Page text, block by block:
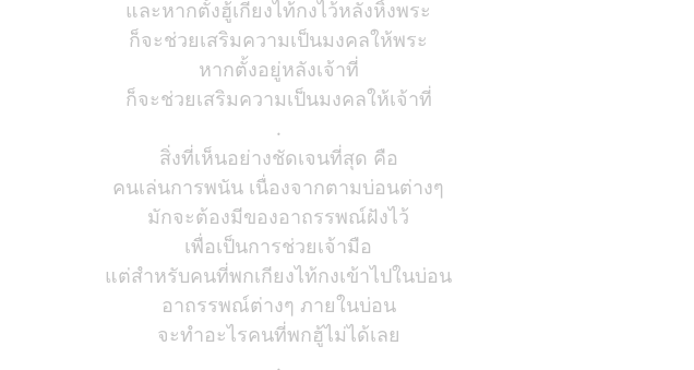
และหากตั้งฮู้เกียงไท้กงไว้หลังหิ้งพระ
ก็จะช่วยเสริมความเป็นมงคลให้พระ
หากตั้งอยู่หลังเจ้าที่
ก็จะช่วยเสริมความเป็นมงคลให้เจ้าที่
.
สิ่งที่เห็นอย่างชัดเจนที่สุด คือ
คนเล่นการพนัน เนื่องจากตามบ่อนต่างๆ
มักจะต้องมีของอาถรรพณ์ฝังไว้
เพื่อเป็นการช่วยเจ้ามือ
แต่สำหรับคนที่พกเกียงไท้กงเข้าไปในบ่อน
อาถรรพณ์ต่างๆ ภายในบ่อน
จะทำอะไรคนที่พกฮู้ไม่ได้เลย
.